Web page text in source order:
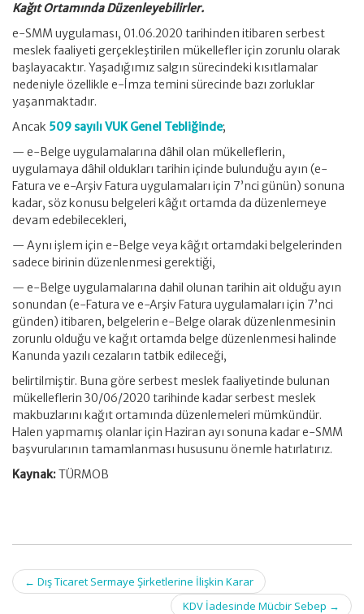
Kağıt Ortamında Düzenleyebilirler.
e-SMM uygulaması, 01.06.2020 tarihinden itibaren serbest
meslek faaliyeti gerçekleştirilen mükellefler için zorunlu olarak
başlayacaktır. Yaşadığımız salgın sürecindeki kısıtlamalar
nedeniyle özellikle e-İmza temini sürecinde bazı zorluklar
yaşanmaktadır.
Ancak 509 sayılı VUK Genel Tebliğinde;
— e-Belge uygulamalarına dâhil olan mükelleflerin,
uygulamaya dâhil oldukları tarihin içinde bulunduğu ayın (e-
Fatura ve e-Arşiv Fatura uygulamaları için 7’nci günün) sonuna
kadar, söz konusu belgeleri kâğıt ortamda da düzenlemeye
devam edebilecekleri,
— Aynı işlem için e-Belge veya kâğıt ortamdaki belgelerinden
sadece birinin düzenlenmesi gerektiği,
— e-Belge uygulamalarına dahil olunan tarihin ait olduğu ayın
sonundan (e-Fatura ve e-Arşiv Fatura uygulamaları için 7’nci
günden) itibaren, belgelerin e-Belge olarak düzenlenmesinin
zorunlu olduğu ve kağıt ortamda belge düzenlenmesi halinde
Kanunda yazılı cezaların tatbik edileceği,
belirtilmiştir. Buna göre serbest meslek faaliyetinde bulunan
mükelleflerin 30/06/2020 tarihinde kadar serbest meslek
makbuzlarını kağıt ortamında düzenlemeleri mümkündür.
Halen yapmamış olanlar için Haziran ayı sonuna kadar e-SMM
başvurularının tamamlanması hususunu önemle hatırlatırız.
Kaynak:TÜRMOB
Post
navigation
← Dış Ticaret Sermaye Şirketlerine İlişkin Karar
KDV İadesinde Mücbir Sebep →